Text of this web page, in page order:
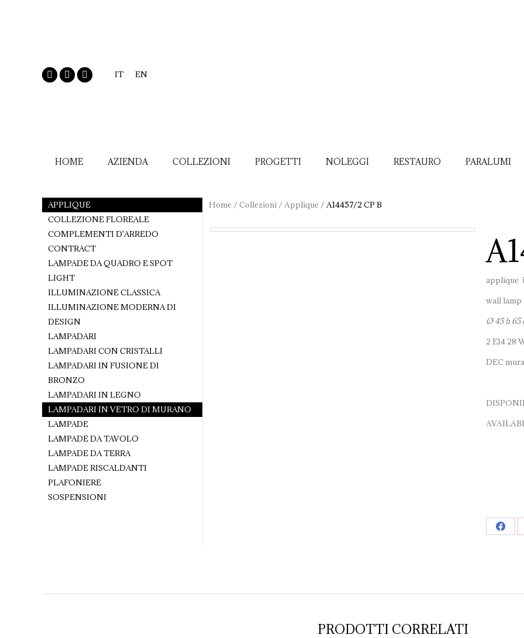
IT EN
HOME AZIENDA COLLEZIONI PROGETTI NOLEGGI RESTAURO PARALUMI
Home /Collezioni /Applique /A14457/2 CP B
applique
wall lamp
Ø 45 h 65
2 E14 28
DEC
APPLIQUE
COLLEZIONE FLOREALE
COMPLEMENTI D'ARREDO
CONTRACT
LAMPADE DA QUADRO E SPOT
LIGHT
ILLUMINAZIONE CLASSICA
ILLUMINAZIONE MODERNA DI
DESIGN
LAMPADARI
LAMPADARI CON CRISTALLI
LAMPADARI IN FUSIONE DI
BRONZO
LAMPADARI IN LEGNO
LAMPADARI IN VETRO DI MURANO
LAMPADE
LAMPADE DA TAVOLO
LAMPADE DA TERRA
LAMPADE RISCALDANTI
PLAFONIERE
SOSPENSIONI
PRODOTTI CORRELATI